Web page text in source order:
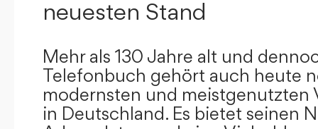
neuesten Stand
Mehr als 130 Jahre alt und
Telefonbuch gehört auch heute
modernsten und meistgenutzten
in Deutschland. Es bietet seinen